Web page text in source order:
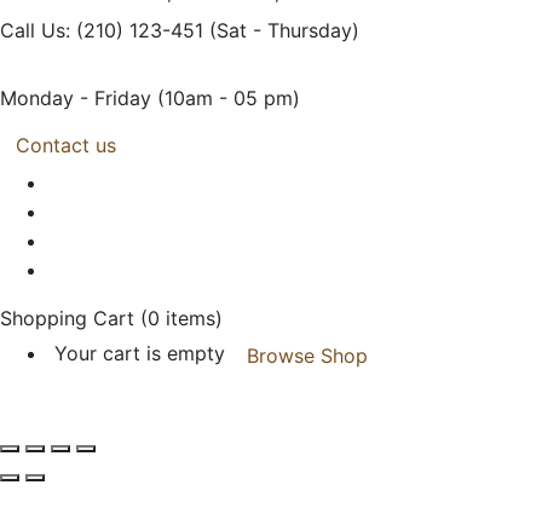
Call Us: (210) 123-451 (Sat - Thursday)
Monday - Friday (10am - 05 pm)
Contact us
Shopping Cart (0 items)
Your cart is empty
Browse Shop